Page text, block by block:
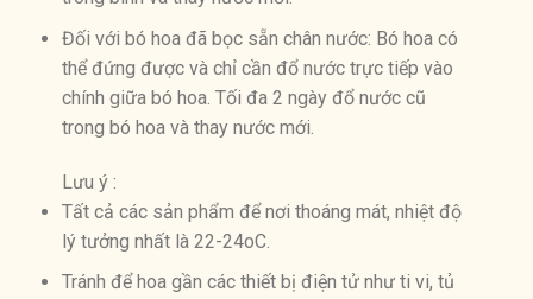
Đối với bó hoa đã bọc sẵn chân nước: Bó hoa có
thể đứng được và chỉ cần đổ nước trực tiếp vào
chính giữa bó hoa. Tối đa 2 ngày đổ nước cũ
trong bó hoa và thay nước mới.
Lưu ý :
Tất cả các sản phẩm để nơi thoáng mát, nhiệt độ
lý tưởng nhất là 22-24oC.
Tránh để hoa gần các thiết bị điện tử như ti vi, tủ